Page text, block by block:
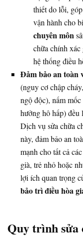
thiết do lỗi,
vận hành cho
chuyên môn
chữa chính
hệ thống điều
Đảm bảo an toàn
(nguy cơ chập
ngộ độc), nấm
hưởng hô hấp) đều
Dịch vụ sửa chữa
này, đảm bảo an
mạnh cho tất cả
già, trẻ nhỏ hoặc
lợi ích quan trọng
bảo trì điều hòa
Quy trình sửa